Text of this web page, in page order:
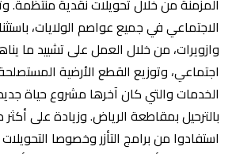
المزمنة من خلال تحويلات نقدية منتظمة.
الاجتماعي في جميع عواصم الولايات،
اجتماعي، وتوزيع القطع الأرضية
استفادوا من برامج التأزر وخصوصا